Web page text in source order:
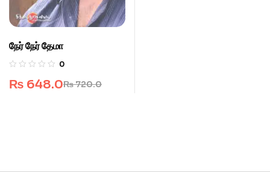
நேர் நேர் தேமா
0
₨720.0
₨ 648.0